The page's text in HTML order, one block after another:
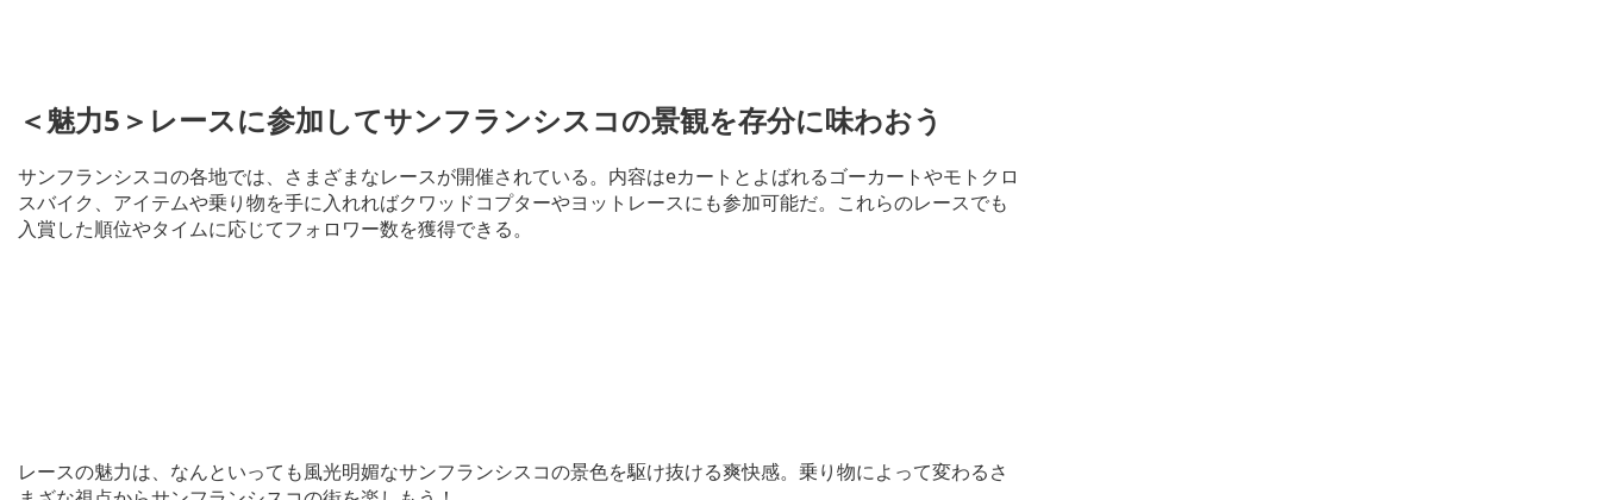
＜魅力5＞レースに参加してサンフランシスコの景観を存分に味わおう
サンフランシスコの各地では、さまざまなレースが開催されている。内容はeカートとよばれるゴーカートやモトクロ
スバイク、アイテムや乗り物を手に入れればクワッドコプターやヨットレースにも参加可能だ。これらのレースでも
入賞した順位やタイムに応じてフォロワー数を獲得できる。
レースの魅力は、なんといっても風光明媚なサンフランシスコの景色を駆け抜ける爽快感。乗り物によって変わるさ